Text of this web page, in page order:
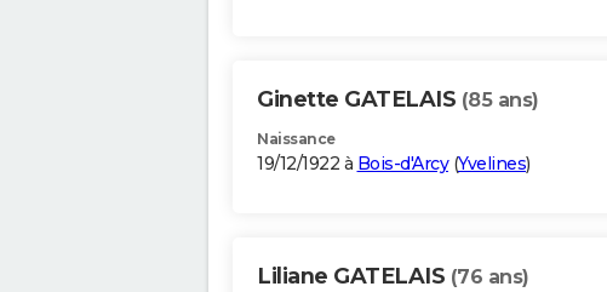
Ginette GATELAIS (85 ans)
Naissance
19/12/1922 à Bois-d'Arcy(Yvelines)
Liliane GATELAIS (76 ans)